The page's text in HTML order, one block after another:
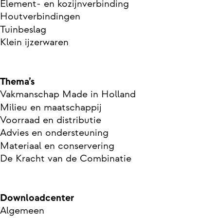
Element- en kozijnverbinding
Houtverbindingen
Tuinbeslag
Klein ijzerwaren
Thema’s
Vakmanschap Made in Holland
Milieu en maatschappij
Voorraad en distributie
Advies en ondersteuning
Materiaal en conservering
De Kracht van de Combinatie
Downloadcenter
Algemeen